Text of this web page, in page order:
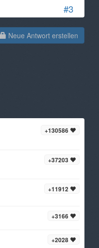
#3
Neue Antwort erstellen
+130586
+37203
+11912
+3166
+2028